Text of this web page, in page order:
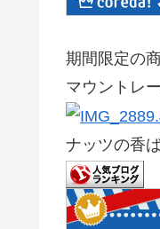
期間限定の
マウントレ
ナッツの香